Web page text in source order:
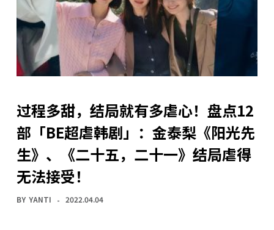
过程多甜，结局就有多虐心！盘点12
部「BE超虐韩剧」：金泰梨《阳光先
生》、《二十五，二十一》结局虐得
无法接受！
BY YANTI 2022.04.04